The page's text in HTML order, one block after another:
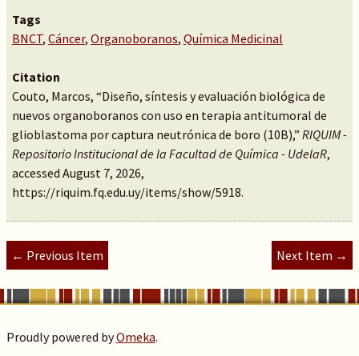
Tags
BNCT, Cáncer, Organoboranos, Química Medicinal
Citation
Couto, Marcos, “Diseño, síntesis y evaluación biológica de
nuevos organoboranos con uso en terapia antitumoral de
glioblastoma por captura neutrónica de boro (10B),” RIQUIM -
Repositorio Institucional de la Facultad de Química - UdelaR,
accessed August 7, 2026,
https://riquim.fq.edu.uy/items/show/5918.
← Previous Item Next Item →
Proudly powered byOmeka.